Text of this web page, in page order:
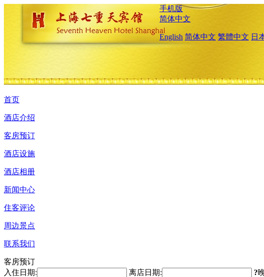
手机版
简体中文
English 简体中文 繁體中文 日
首页
酒店介绍
客房预订
酒店设施
酒店相册
新闻中心
住客评论
周边景点
联系我们
客房预订
入住日期:
离店日期: ?